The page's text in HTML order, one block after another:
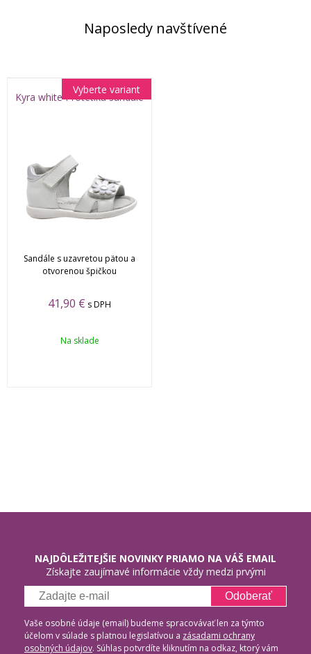
Naposledy navštívené
Kyra white Protetika sandále
Sandále s uzavretou pätou a
otvorenou špičkou
41,90 € s DPH
Vyberte variant
Na sklade
NAJDÔLEŽITEJŠIE NOVINKY PRIAMO NA VÁŠ EMAIL
Získajte zaujímavé informácie vždy medzi prvými
Odoberať
Vaše osobné údaje (email) budeme spracovávať len za týmto
účelom v súlade s platnou legislatívou a zásadami ochrany
osobných údajov. Súhlas potvrdíte kliknutím na odkaz, ktorý vám